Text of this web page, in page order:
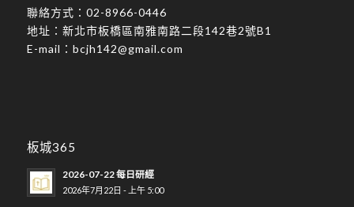
聯絡方式： 02-8966-0446
地址： 新北市板橋區南雅南路二段142巷2號B1
E-mail： bcjh142@gmail.com
板城365
2026-07-22 每日研經
2026年7月22日 - 上午 5:00